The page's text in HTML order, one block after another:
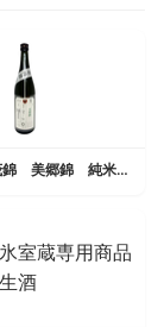
荷札酒 加茂錦 美郷錦 純米大吟醸 はせがわ酒店選抜品